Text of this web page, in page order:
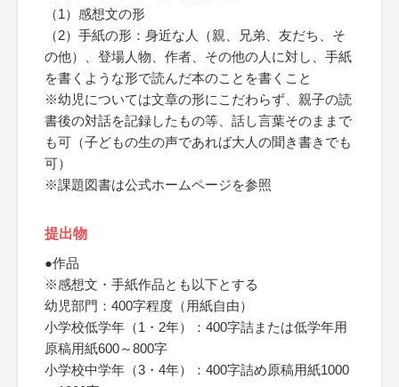
（1）感想文の形
（2）手紙の形：身近な人（親、兄弟、友だち、そ
の他）、登場人物、作者、その他の人に対し、手紙
を書くような形で読んだ本のことを書くこと
※幼児については文章の形にこだわらず、親子の読
書後の対話を記録したもの等、話し言葉そのままで
も可（子どもの生の声であれば大人の聞き書きでも
可）
※課題図書は公式ホームページを参照
提出物
●作品
※感想文・手紙作品とも以下とする
幼児部門：400字程度（用紙自由）
小学校低学年（1・2年）：400字詰または低学年用
原稿用紙600～800字
小学校中学年（3・4年）：400字詰め原稿用紙1000